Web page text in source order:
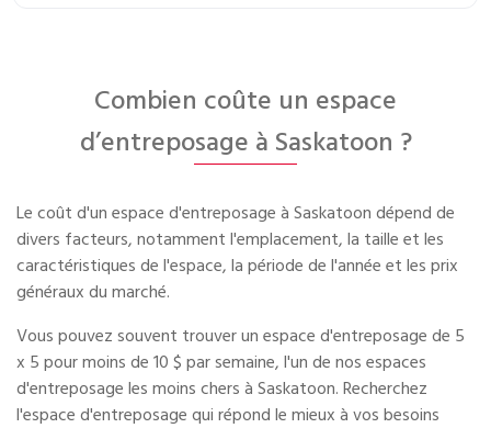
Combien coûte un espace
d’entreposage à Saskatoon ?
Le coût d'un espace d'entreposage à Saskatoon dépend de
divers facteurs, notamment l'emplacement, la taille et les
caractéristiques de l'espace, la période de l'année et les prix
généraux du marché.
Vous pouvez souvent trouver un espace d'entreposage de 5
x 5 pour moins de 10 $ par semaine, l'un de nos espaces
d'entreposage les moins chers à Saskatoon. Recherchez
l'espace d'entreposage qui répond le mieux à vos besoins